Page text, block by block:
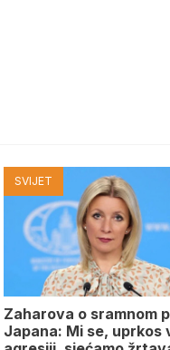
SVIJET
Zaharova o sramnom
Japana: Mi se, uprkos